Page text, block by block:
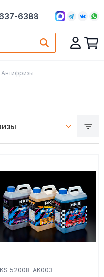
6388
Антифризы
52008-AK003